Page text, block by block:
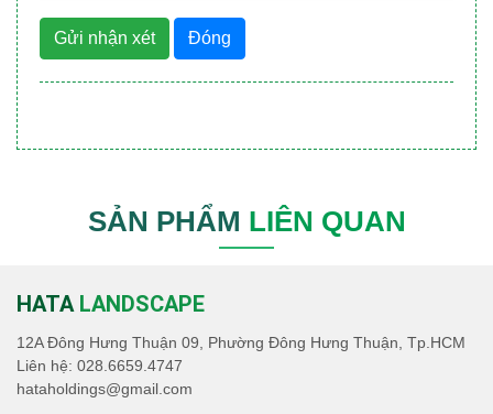
Gửi nhận xét Đóng
SẢN PHẨM LIÊN QUAN
HATA LANDSCAPE
12A Đông Hưng Thuận 09, Phường Đông Hưng Thuận, Tp.HCM
Liên hệ: 028.6659.4747
hataholdings@gmail.com